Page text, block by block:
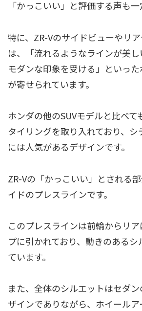
「かっこいい」と評価する声も一
特に、ZR-Vのサイドビューやリ
は、「流れるようなラインが美
モダンな印象を受ける」といっ
が寄せられています。
ホンダの他のSUVモデルと比べて
タイリングを取り入れており、
には人気があるデザインです。
ZR-Vの「かっこいい」とされる
イドのプレスラインです。
このプレスラインは前輪からリ
プに引かれており、動きのある
ています。
また、全体のシルエットはセダ
ザインでありながら、ホイール